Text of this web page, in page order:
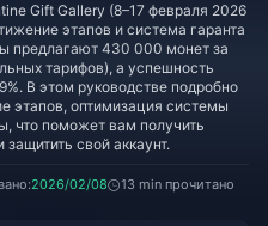
Gift Gallery (8–17 февраля 2026
этапов и система гаранта
предлагают 430 000 монет за
тарифов), а успешность
В этом руководстве подробно
этапов, оптимизация системы
что поможет вам получить
свой аккаунт.
2026/02/08 13 min прочитано